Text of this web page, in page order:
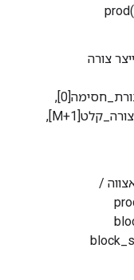
צורה
prod(בלוק_צורה),צורה_כניסה[1], צורת_חסימה[0],
..., צורת_קלט[M], צורה_בלוק[M-1],צורה_קלט[M+1],
/